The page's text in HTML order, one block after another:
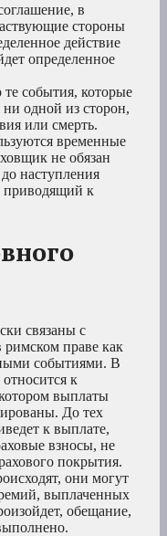
в
стороны
действие
определенное
события, которые
ни одной из сторон,
или смерть.
временные
не обязан
наступления
приводящий к
связаны с
праве как
событиями. В
к
выплаты
До тех
к выплате,
взносы, не
покрытия.
они могут
выплаченных
обещание,